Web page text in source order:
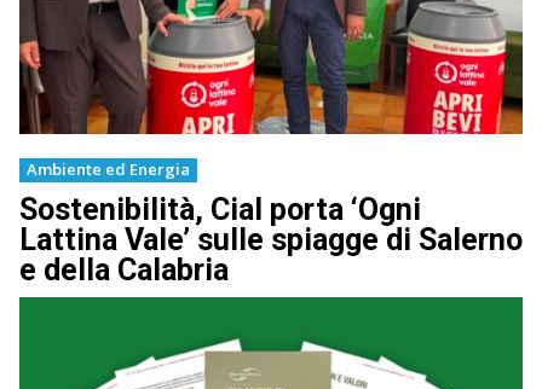
Ambiente ed Energia
Sostenibilità, Cial porta ‘Ogni
Lattina Vale’ sulle spiagge di Salerno
e della Calabria